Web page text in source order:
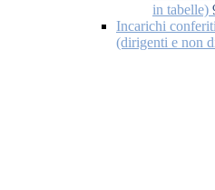
in tabelle)
Incarichi
(dirigenti e non